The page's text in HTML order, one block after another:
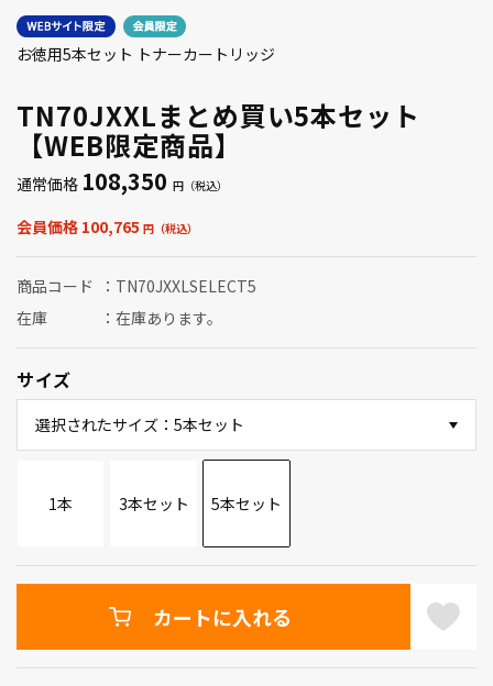
TN70JXXLまとめ買い5本セット
【WEB限定商品】
お徳用5本セット トナーカートリッジ
通常価格 108,350
会員価格 100,765
商品コード
TN70JXXLSELECT5
在庫
在庫あります。
サイズ
選択されたサイズ：5本セット
1本 3本セット 5本セット
カートに入れる